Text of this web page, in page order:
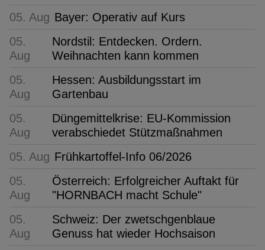
05. Aug Bayer: Operativ auf Kurs
05.
Aug
Nordstil: Entdecken. Ordern.
Weihnachten kann kommen
05.
Aug
Hessen: Ausbildungsstart im
Gartenbau
05.
Aug
Düngemittelkrise: EU-Kommission
verabschiedet Stützmaßnahmen
05. Aug Frühkartoffel-Info 06/2026
05.
Aug
Österreich: Erfolgreicher Auftakt für
"HORNBACH macht Schule"
05.
Aug
Schweiz: Der zwetschgenblaue
Genuss hat wieder Hochsaison